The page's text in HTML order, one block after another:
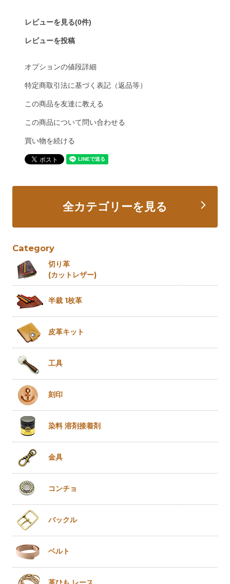
レビューを見る(0件)
レビューを投稿
オプションの値段詳細
特定商取引法に基づく表記（返品等）
この商品を友達に教える
この商品について問い合わせる
買い物を続ける
全カテゴリーを見る
Category
切り革
(カットレザー)
半裁 1枚革
皮革キット
工具
刻印
染料 溶剤接着剤
金具
コンチョ
バックル
ベルト